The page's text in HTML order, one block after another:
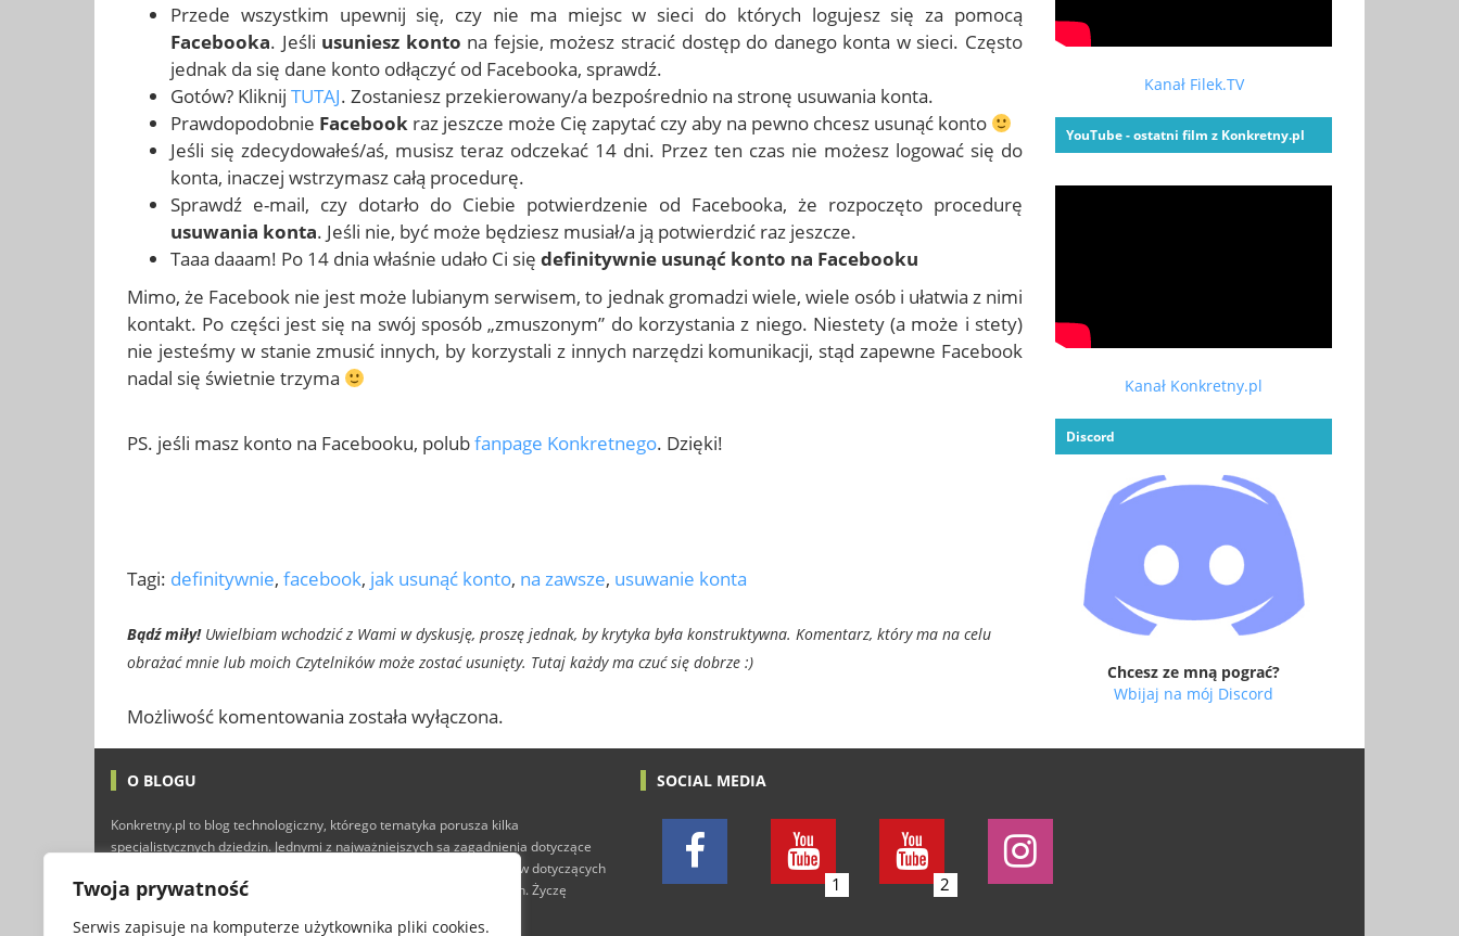
Twoja prywatność
Serwis zapisuje na komputerze użytkownika pliki cookies.
Przede wszystkim upewnij się, czy nie ma miejsc w sieci do których logujesz się za pomocą
Facebooka. Jeśli usuniesz konto na fejsie, możesz stracić dostęp do danego konta w sieci. Często
jednak da się dane konto odłączyć od Facebooka, sprawdź.
Gotów? Kliknij TUTAJ. Zostaniesz przekierowany/a bezpośrednio na stronę usuwania konta.
Prawdopodobnie Facebook raz jeszcze może Cię zapytać czy aby na pewno chcesz usunąć konto
Jeśli się zdecydowałeś/aś, musisz teraz odczekać 14 dni. Przez ten czas nie możesz logować się do
konta, inaczej wstrzymasz całą procedurę.
Sprawdź e-mail, czy dotarło do Ciebie potwierdzenie od Facebooka, że rozpoczęto procedurę
usuwania konta. Jeśli nie, być może będziesz musiał/a ją potwierdzić raz jeszcze.
Taaa daaam! Po 14 dnia właśnie udało Ci się definitywnie usunąć konto na Facebooku
Mimo, że Facebook nie jest może lubianym serwisem, to jednak gromadzi wiele, wiele osób i ułatwia z nimi
kontakt. Po części jest się na swój sposób „zmuszonym” do korzystania z niego. Niestety (a może i stety)
nie jesteśmy w stanie zmusić innych, by korzystali z innych narzędzi komunikacji, stąd zapewne Facebook
nadal się świetnie trzyma
PS. jeśli masz konto na Facebooku, polubfanpage Konkretnego. Dzięki!
Tagi: definitywnie, facebook, jak usunąć konto, na zawsze, usuwanie konta
Bądź miły!Uwielbiam wchodzić z Wami w dyskusję, proszę jednak, by krytyka była konstruktywna. Komentarz, który ma na celu
obrażać mnie lub moich Czytelników może zostać usunięty. Tutaj każdy ma czuć się dobrze :)
Możliwość komentowania została wyłączona.
Kanał Filek.TV
YouTube - ostatni film z Konkretny.pl
Kanał Konkretny.pl
Discord
Chcesz ze mną pograć?
Wbijaj na mój Discord
O BLOGU
Konkretny.pl to blog technologiczny, którego tematyka porusza kilka
specjalistycznych dziedzin. Jednymi z najważniejszych są zagadnienia dotyczące
technologii i Internetu, ale nie brakuje tutaj również typowych tekstów dotyczących
finansów, marketingu, programowania, a nawet gier komputerowych. Życzę
SOCIAL MEDIA
1 2